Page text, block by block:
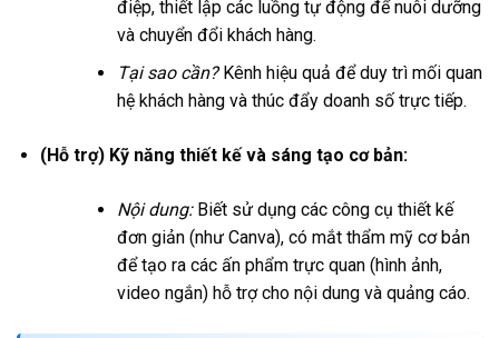
điệp, thiết lập các luồng tự động để nuôi dưỡng
và chuyển đổi khách hàng.
Tại sao cần?Kênh hiệu quả để duy trì mối quan
hệ khách hàng và thúc đẩy doanh số trực tiếp.
(Hỗ trợ) Kỹ năng thiết kế và sáng tạo cơ bản:
Nội dung:Biết sử dụng các công cụ thiết kế
đơn giản (như Canva), có mắt thẩm mỹ cơ bản
để tạo ra các ấn phẩm trực quan (hình ảnh,
video ngắn) hỗ trợ cho nội dung và quảng cáo.